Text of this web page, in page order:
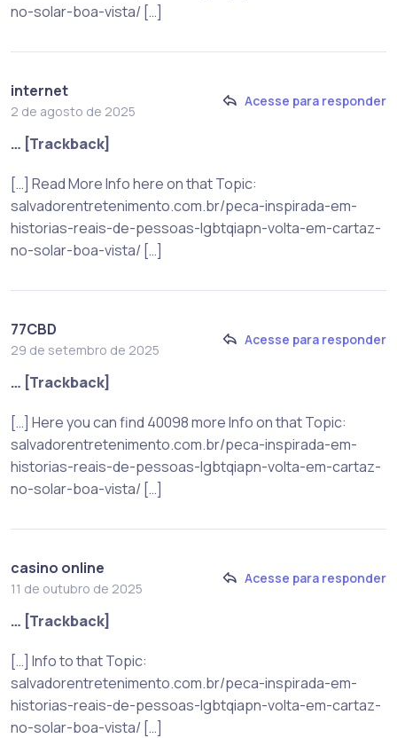
no-solar-boa-vista/ […]
internet
2 de agosto de 2025
Acesse para responder
… [Trackback]
[…] Read More Info here on that Topic:
salvadorentretenimento.com.br/peca-inspirada-em-
historias-reais-de-pessoas-lgbtqiapn-volta-em-cartaz-
no-solar-boa-vista/ […]
77CBD
29 de setembro de 2025
Acesse para responder
… [Trackback]
[…] Here you can find 40098 more Info on that Topic:
salvadorentretenimento.com.br/peca-inspirada-em-
historias-reais-de-pessoas-lgbtqiapn-volta-em-cartaz-
no-solar-boa-vista/ […]
casino online
11 de outubro de 2025
Acesse para responder
… [Trackback]
[…] Info to that Topic:
salvadorentretenimento.com.br/peca-inspirada-em-
historias-reais-de-pessoas-lgbtqiapn-volta-em-cartaz-
no-solar-boa-vista/ […]